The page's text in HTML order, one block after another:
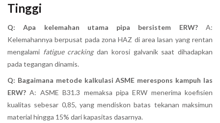
Tinggi
Q: Apa kelemahan utama pipa bersistem ERW?A:
Kelemahannya berpusat pada zona HAZ di area lasan yang rentan
mengalami fatigue crackingdan korosi galvanik saat dihadapkan
pada tegangan dinamis.
Q: Bagaimana metode kalkulasi ASME merespons kampuh las
ERW? A: ASME B31.3 memaksa pipa ERW menerima koefisien
kualitas sebesar 0,85, yang mendiskon batas tekanan maksimun
material hingga 15% dari kapasitas dasarnya.